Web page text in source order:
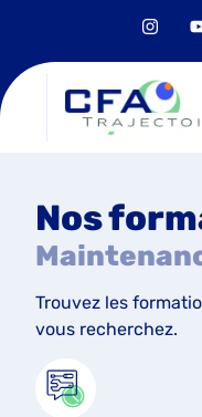
Nos
Trouvez les
vous recherchez.